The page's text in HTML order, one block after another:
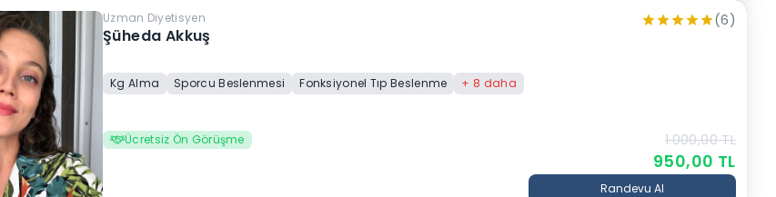
Şüheda Akkuş
Uzman Diyetisyen (6)
Kg Alma Sporcu Beslenmesi Fonksiyonel Tıp Beslenme + 8 daha
Ücretsiz Ön Görüşme 1.000,00 TL
950,00 TL
Randevu Al